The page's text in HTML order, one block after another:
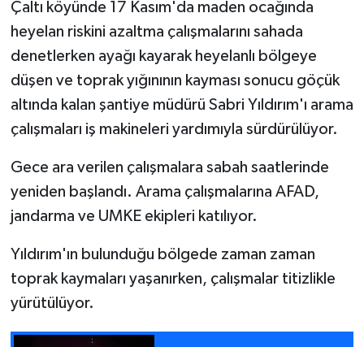
Çaltı köyünde 17 Kasım'da maden ocağında
heyelan riskini azaltma çalışmalarını sahada
denetlerken ayağı kayarak heyelanlı bölgeye
düşen ve toprak yığınının kayması sonucu göçük
altında kalan şantiye müdürü Sabri Yıldırım'ı arama
çalışmaları iş makineleri yardımıyla sürdürülüyor.
Gece ara verilen çalışmalara sabah saatlerinde
yeniden başlandı. Arama çalışmalarına AFAD,
jandarma ve UMKE ekipleri katılıyor.
Yıldırım'ın bulunduğu bölgede zaman zaman
toprak kaymaları yaşanırken, çalışmalar titizlikle
yürütülüyor.